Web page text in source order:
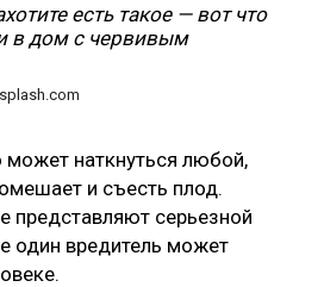
есть такое — вот что
в дом с червивым
может наткнуться любой,
и съесть плод.
представляют серьезной
один вредитель может